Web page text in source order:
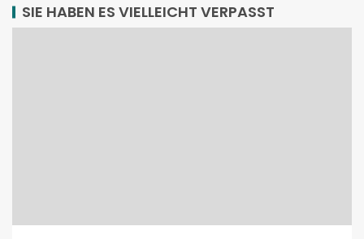
SIE HABEN ES VIELLEICHT VERPASST